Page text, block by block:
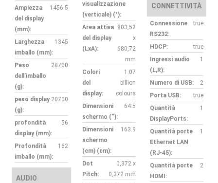
Ampiezza
del display
(mm):
1456.5
Larghezza
imballo (mm):
1345
Peso
dell’imballo
(g):
28700
peso display
(g):
20700
profondità
display (mm):
56
Profondità
imballo (mm):
162
AUDIO
visualizzazione
(verticale) (°):
Area attiva
del display
(LxA):
803,52
x
680,72
mm
Colori
del
display:
1.07
billion
colours
Dimensioni
schermo (“):
64.5
Dimensioni
schermo
(cm) (cm):
163.9
Dot
Pitch:
0,372 x
0,372 mm
CONNETTIVITÀ
Connessione
RS232:
true
HDCP:
true
Ingressi audio
(L,R):
1
Numero di USB:
2
Porta USB:
true
Quantità
DisplayPorts:
1
Quantità porte
Ethernet LAN
(RJ-45):
1
Quantità porte
HDMI:
2